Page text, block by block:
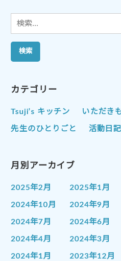
り
検
索:
カテゴリー
Tsuji’s キッチン いただき
先生のひとりごと 活動日記
月別アーカイブ
2025年2月 2025年1月
2024年10月 2024年9月
2024年7月 2024年6月
2024年4月 2024年3月
2024年1月 2023年12月